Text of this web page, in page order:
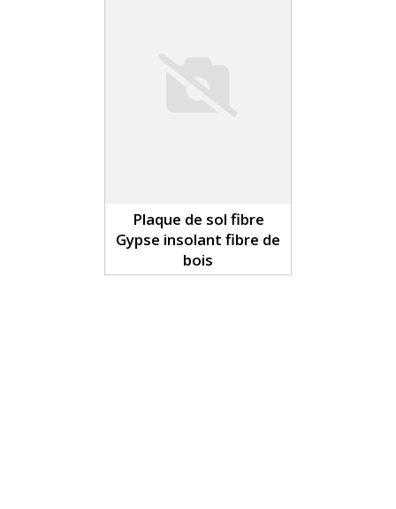
Plaque de sol fibre
Gypse insolant fibre de
bois